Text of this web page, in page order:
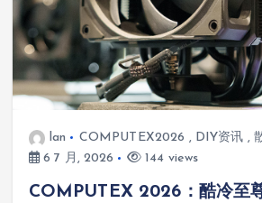
lan COMPUTEX2026 , DIY资讯 ,
6 7 月, 2026
144 views
COMPUTEX 2026：酷冷至